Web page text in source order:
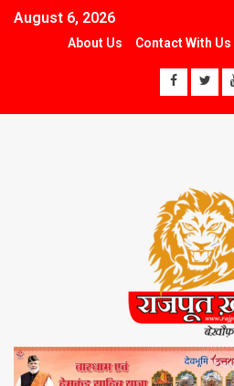
August 6, 2026
About Us Contact With Us